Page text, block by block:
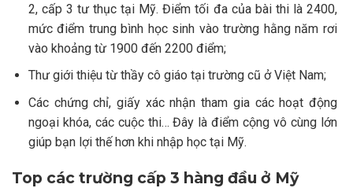
2, cấp 3 tư thục tại Mỹ. Điểm tối đa của bài thi là 2400,
mức điểm trung bình học sinh vào trường hằng năm rơi
vào khoảng từ 1900 đến 2200 điểm;
Thư giới thiệu từ thầy cô giáo tại trường cũ ở Việt Nam;
Các chứng chỉ, giấy xác nhận tham gia các hoạt động
ngoại khóa, các cuộc thi… Đây là điểm cộng vô cùng lớn
giúp bạn lợi thế hơn khi nhập học tại Mỹ.
Top các trường cấp 3 hàng đầu ở Mỹ